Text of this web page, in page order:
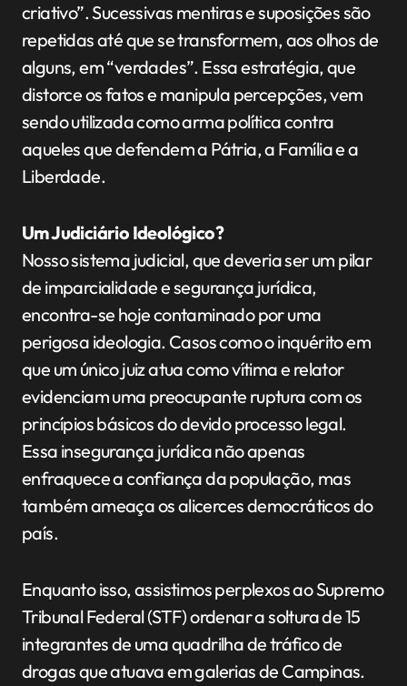
criativo”. Sucessivas mentiras e suposições são
repetidas até que se transformem, aos olhos de
alguns, em “verdades”. Essa estratégia, que
distorce os fatos e manipula percepções, vem
sendo utilizada como arma política contra
aqueles que defendem a Pátria, a Família e a
Liberdade.
Um Judiciário Ideológico?
Nosso sistema judicial, que deveria ser um pilar
de imparcialidade e segurança jurídica,
encontra-se hoje contaminado por uma
perigosa ideologia. Casos como o inquérito em
que um único juiz atua como vítima e relator
evidenciam uma preocupante ruptura com os
princípios básicos do devido processo legal.
Essa insegurança jurídica não apenas
enfraquece a confiança da população, mas
também ameaça os alicerces democráticos do
país.
Enquanto isso, assistimos perplexos ao Supremo
Tribunal Federal (STF) ordenar a soltura de 15
integrantes de uma quadrilha de tráfico de
drogas que atuava em galerias de Campinas.